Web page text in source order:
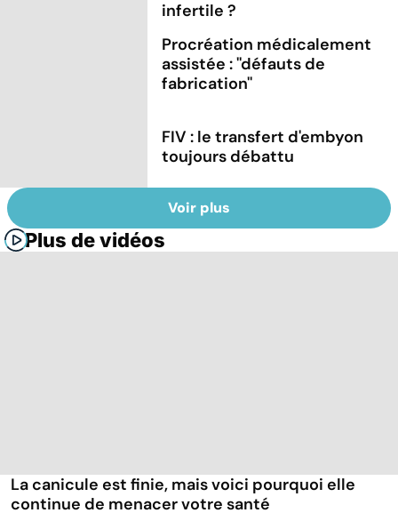
infertile ?
Procréation médicalement
assistée : ''défauts de
fabrication''
FIV : le transfert d'embyon
toujours débattu
Voir plus
Plus de vidéos
La canicule est finie, mais voici pourquoi elle
continue de menacer votre santé